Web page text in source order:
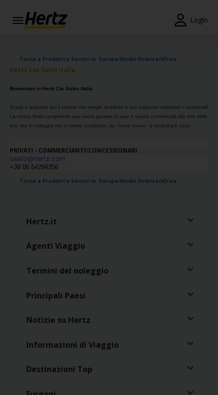
Login
Menu
Modifica/Cancella
Agenzie
Offerte
Speciali
Gratis
IT/IT
Furgoni
Noleggio
Prodotti
Torna a Prodotti e Servizi in Europa/Medio Oriente/Africa
Hertz Car Sales Italia
Benvenuto in Hertz Car Sales Italia
Scegli e acquista qui il veicolo che meglio soddisfa le tue esigenze aziendali o personali!
La nostra flotta comprende una vasta gamma di auto e veicoli commerciali alla fine della
loro vita di noleggio ma in ottime condizioni, da "come nuovo" a modelli più usati.
PRIVATI - COMMERCIANTI\CONCESSIONARI
usato@hertz.com
+39 06 54294356
Torna a Prodotti e Servizi in Europa/Medio Oriente/Africa
Hertz.it
Agenti Viaggio
Termini del noleggio
Principali Paesi
Notizie su Hertz
Informazioni di Viaggio
Destinazioni Top